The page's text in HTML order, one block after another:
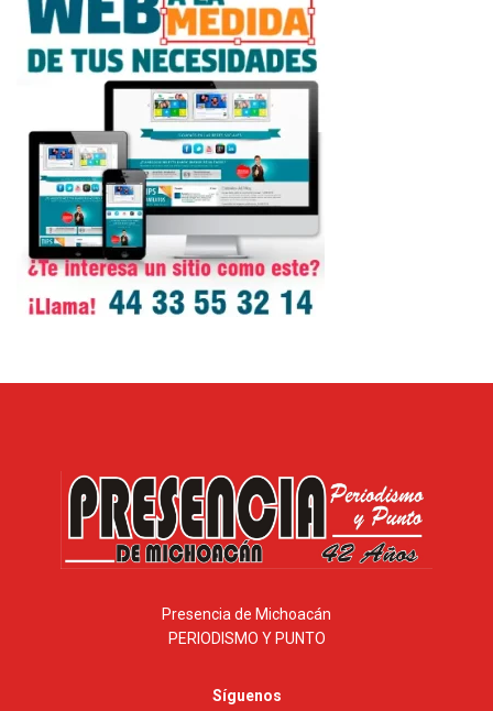
Presencia de Michoacán
PERIODISMO Y PUNTO
Síguenos